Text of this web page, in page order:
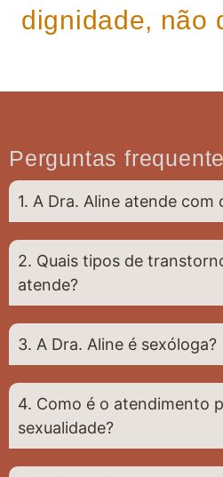
dignidade, não
Perguntas
1. A Dra. Aline atende com
2. Quais tipos de
atende?
3. A Dra. Aline é sexóloga?
4. Como é o atendimento
sexualidade?